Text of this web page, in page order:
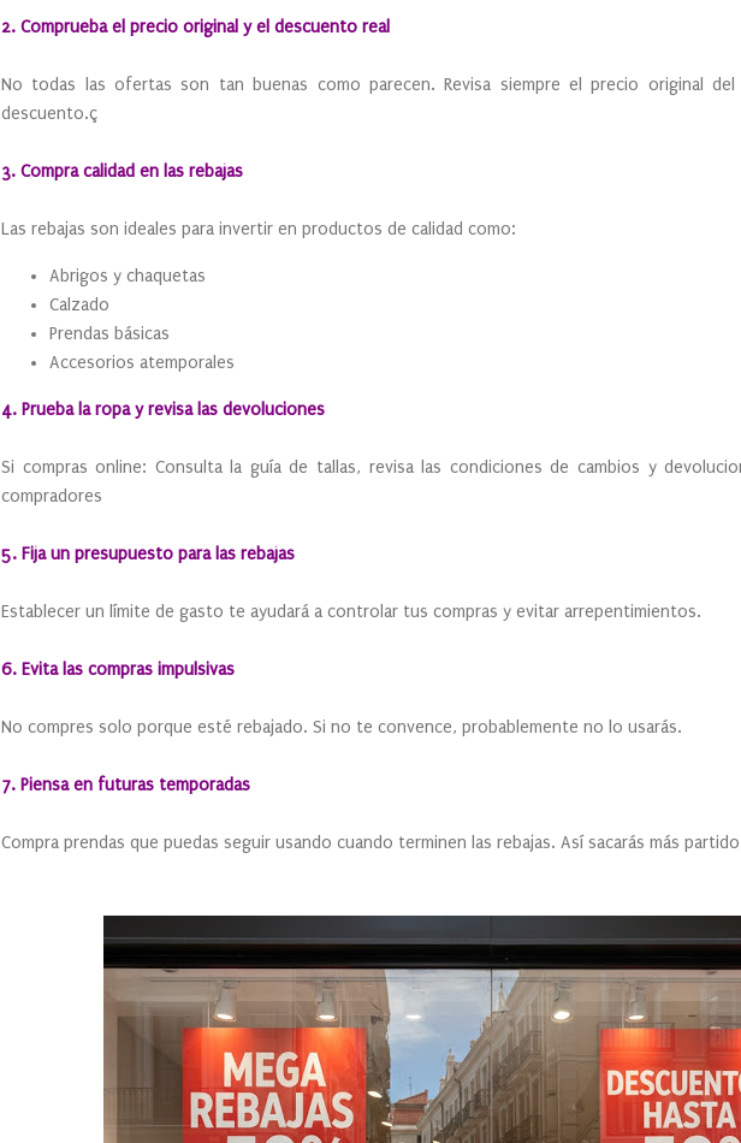
2. Comprueba el precio original y el descuento real
No todas las ofertas son tan buenas como parecen. Revisa siempre el precio original
descuento.ç
3. Compra calidad en las rebajas
Las rebajas son ideales para invertir en productos de calidad como:
Abrigos y chaquetas
Calzado
Prendas básicas
Accesorios atemporales
4. Prueba la ropa y revisa las devoluciones
Si compras online: Consulta la guía de tallas, revisa las condiciones de cambios y
compradores
5. Fija un presupuesto para las rebajas
Establecer un límite de gasto te ayudará a controlar tus compras y evitar arrepentimientos.
6. Evita las compras impulsivas
No compres solo porque esté rebajado. Si no te convence, probablemente no lo usarás.
7. Piensa en futuras temporadas
Compra prendas que puedas seguir usando cuando terminen las rebajas. Así sacarás más